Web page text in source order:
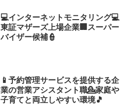
💻インターネットモニタリング💻
東証マザーズ上場企業🏢スーパー
バイザー候補👮
📱予約管理サービスを提供する企
業の営業アシスタント職💁家庭や
子育てと両立しやすい環境🎵